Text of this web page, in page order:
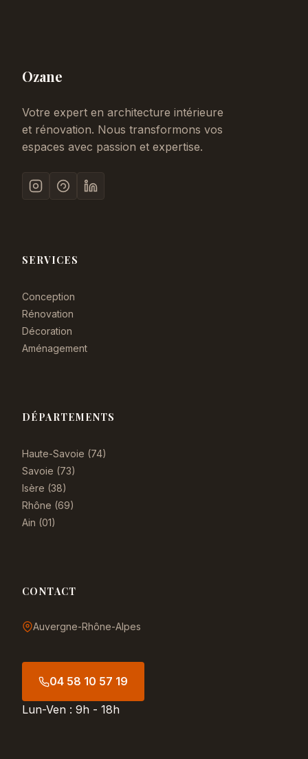
Ozane
Votre expert en architecture intérieure
et rénovation. Nous transformons vos
espaces avec passion et expertise.
SERVICES
Conception
Rénovation
Décoration
Aménagement
DÉPARTEMENTS
Haute-Savoie (74)
Savoie (73)
Isère (38)
Rhône (69)
Ain (01)
CONTACT
Auvergne-Rhône-Alpes
04 58 10 57 19
Lun-Ven : 9h - 18h